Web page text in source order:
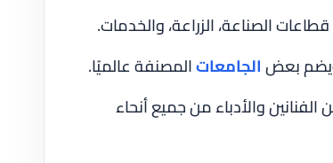
الصناعة، الزراعة، والخدمات.
ويضم بعضالجامعاتالمصنفة عالميًا.
والأدباء من جميع أنحاء